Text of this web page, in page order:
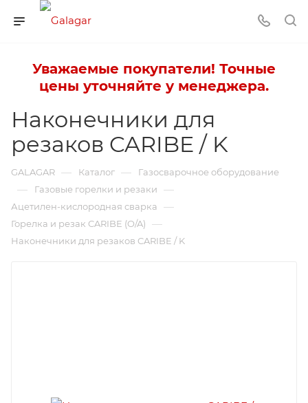
Уважаемые покупатели! Точные
цены уточняйте у менеджера.
Наконечники для
резаков CARIBE / K
GALAGAR — Каталог — Газосварочное оборудование
— Газовые горелки и резаки —
Ацетилен-кислородная сварка —
Горелка и резак CARIBE (O/A) —
Наконечники для резаков CARIBE / K